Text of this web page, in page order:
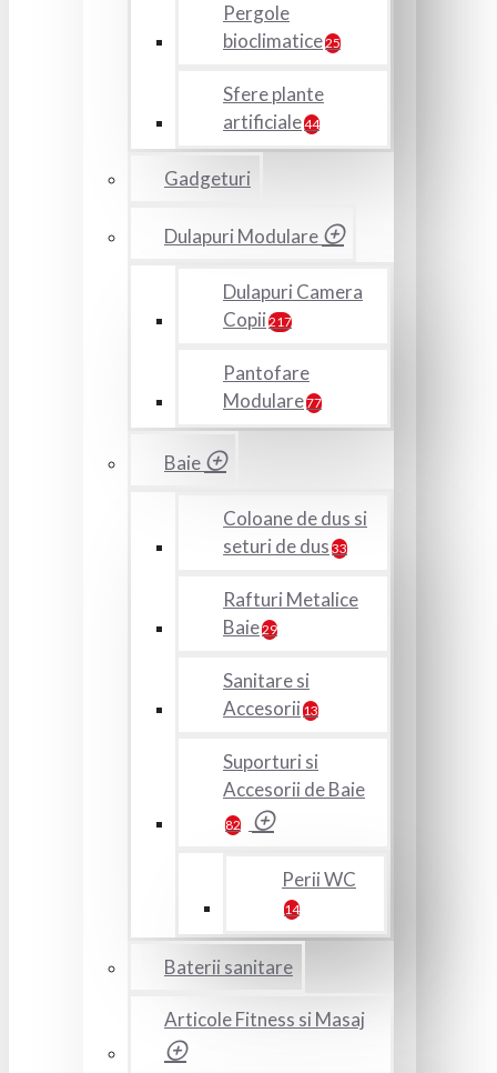
Pergole
bioclimatice25
Sfere plante
artificiale44
Gadgeturi
Dulapuri Modulare
Dulapuri Camera
Copii 217
Pantofare
Modulare77
Baie
Coloane de dus si
seturi de dus 33
Rafturi Metalice
Baie29
Sanitare si
Accesorii 13
Suporturi si
Accesorii de Baie
82
Perii WC
14
Baterii sanitare
Articole Fitness si Masaj